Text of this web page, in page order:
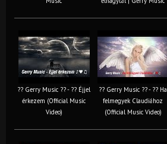
?? Gerry Music ?? - ?? Éjjel
érkezem (Official Music
Video)
?? Gerry Music ?? - ?? Ha
felmegyek Claudiához
(Official Music Video)